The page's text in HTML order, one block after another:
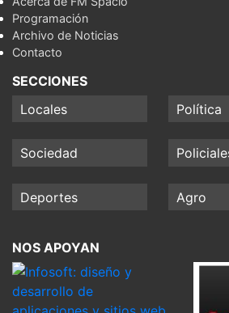
Programación
Archivo de Noticias
Contacto
SECCIONES
Locales
Política
Sociedad
Deportes Agro
NOS APOYAN